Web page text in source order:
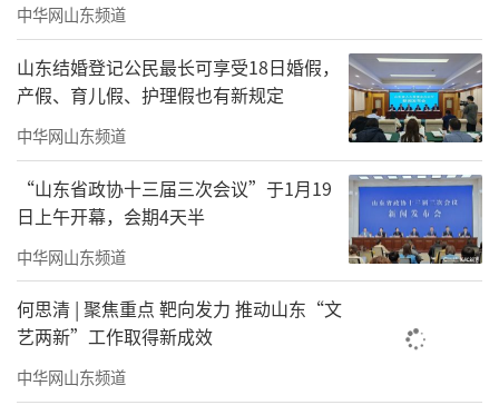
引入等精细化低碳设计，项目持续降低楼宇综
合能耗，以绿色建筑实践助力区域低碳产业升
级。
中华网山东频道
山东结婚登记公民最长可享受18日婚假，
产假、育儿假、护理假也有新规定
中华网山东频道
“山东省政协十三届三次会议”于1月19
日上午开幕，会期4天半
中华网山东频道
何思清 | 聚焦重点 靶向发力 推动山东“文
艺两新”工作取得新成效
中华网山东频道